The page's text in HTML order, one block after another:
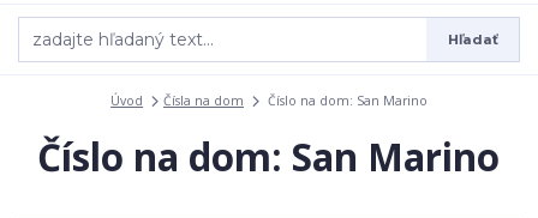
Hľadať
Úvod Čísla na dom Číslo na dom: San Marino
Číslo na dom: San Marino